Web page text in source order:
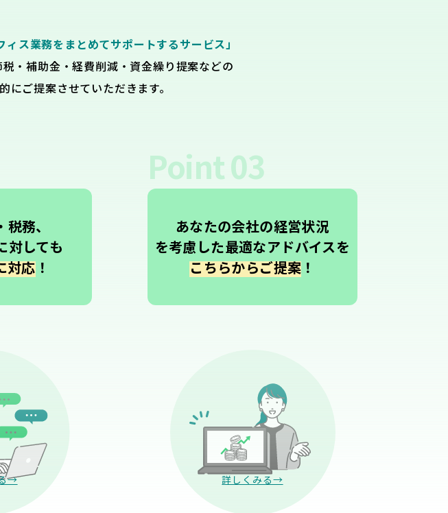
ィス業務をまとめてサポートするサービス」
・補助金・経費削減・資金繰り提案などの
にご提案させていただきます。
務、
対しても
対応！
→
Point03
あなたの会社の経営状況
を考慮した最適なアドバイスを
こちらからご提案 ！
詳しくみる→